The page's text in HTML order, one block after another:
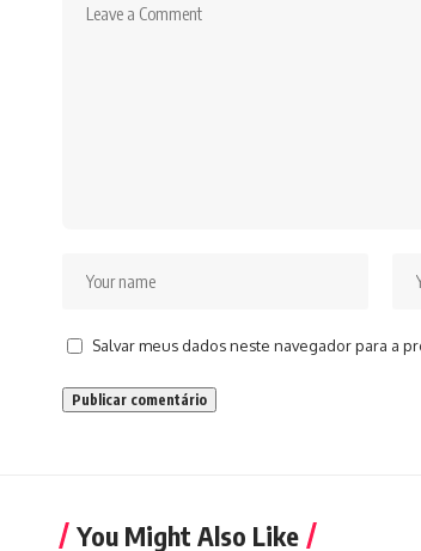
Salvar meus dados neste navegador para a
You Might Also Like